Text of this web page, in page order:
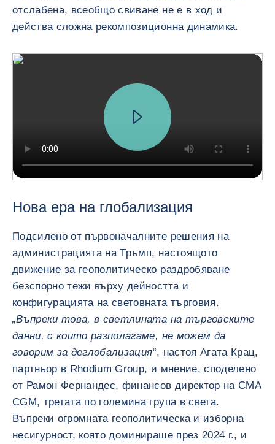
отслабена, всеобщо свиване не е в ход и
действа сложна рекомпозиционна динамика.
Нова ера на глобализация
Подсилено от първоначалните решения на
администрацията на Тръмп, настоящото
движение за геополитическо раздробяване
безспорно тежи върху дейността и
конфигурацията на световната търговия.
„Въпреки това, в светлината на търговските
данни, с които разполагаме, не можем да
говорим за деглобализация“, настоя Агата Крац,
партньор в Rhodium Group, и мнение, споделено
от Рамон Фернандес, финансов директор на CMA
CGM, третата по големина група в света.
Въпреки огромната геополитическа и изборна
несигурност, която доминираше през 2024 г., и